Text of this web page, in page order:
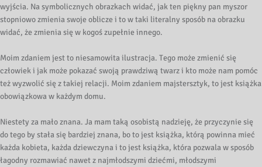
wyjścia. Na symbolicznych obrazkach widać, jak ten piękny pan myszor
stopniowo zmienia swoje oblicze i to w taki literalny sposób na obrazku
widać, że zmienia się w kogoś zupełnie innego.
Moim zdaniem jest to niesamowita ilustracja. Tego może zmienić się
człowiek i jak może pokazać swoją prawdziwą twarz i kto może nam pomóc
też wyzwolić się z takiej relacji. Moim zdaniem majstersztyk, to jest książka
obowiązkowa w każdym domu.
Niestety za mało znana. Ja mam taką osobistą nadzieję, że przyczynie się
do tego by stała się bardziej znana, bo to jest książka, którą powinna mieć
każda kobieta, każda dziewczyna i to jest książka, która pozwala w sposób
łagodny rozmawiać nawet z najmłodszymi dziećmi, młodszymi